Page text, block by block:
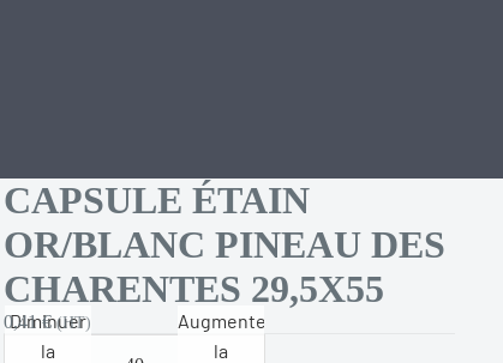
CAPSULE ÉTAIN
OR/BLANC PINEAU DES
CHARENTES 29,5X55
0,41 €(HT)
Diminuer
la
Augmenter
la